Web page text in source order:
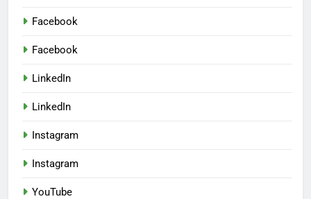
Facebook
Facebook
LinkedIn
LinkedIn
Instagram
Instagram
YouTube